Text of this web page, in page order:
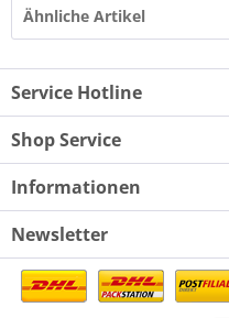
Ähnliche Artikel
Service Hotline
Shop Service
Informationen
Newsletter